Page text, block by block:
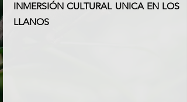
INMERSIÓN CULTURAL UNICA EN LOS
LLANOS